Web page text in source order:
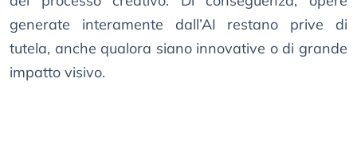
generate interamente dall’AI restano prive di
tutela, anche qualora siano innovative o di grande
impatto visivo.